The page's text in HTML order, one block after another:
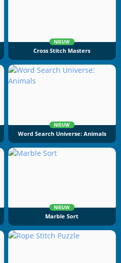
NIEUW
Cross Stitch Masters
NIEUW
Word Search Universe: Animals
NIEUW
Marble Sort